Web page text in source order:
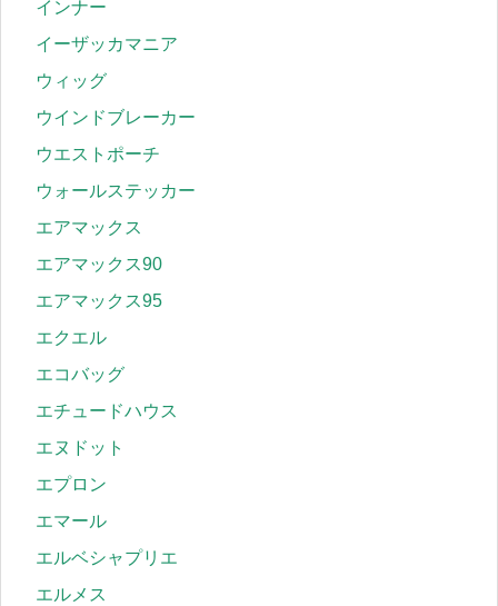
インナー
イーザッカマニア
ウィッグ
ウインドブレーカー
ウエストポーチ
ウォールステッカー
エアマックス
エアマックス90
エアマックス95
エクエル
エコバッグ
エチュードハウス
エヌドット
エプロン
エマール
エルベシャプリエ
エルメス